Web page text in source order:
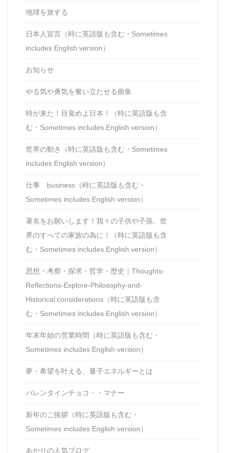
地球を旅する
日本人宣言（時に英語版も含む・Sometimes
includes English version）
お知らせ
やる気や勇気を奮い立たせる曲集
時が来た！目覚めよ日本！（時に英語版も含
む・Sometimes includes English version）
世界の動き（時に英語版も含む・Sometimes
includes English version）
仕事 business（時に英語版も含む・
Sometimes includes English version）
署名をお願いします！我々の子供や子孫、世
界のすべての家族の為に！（時に英語版も含
む・Sometimes includes English version）
思想・考察・探求・哲学・歴史｜Thoughts-
Reflections-Explore-Philosophy-and-
Historical considerations（時に英語版も含
む・Sometimes includes English version）
年末年始の営業時間（時に英語版も含む・
Sometimes includes English version）
夢・希望を叶える、量子エネルギーとは
バレンタインチョコ・・マナー
新年のご挨拶（時に英語版も含む・
Sometimes includes English version）
あかりの人気ブログ